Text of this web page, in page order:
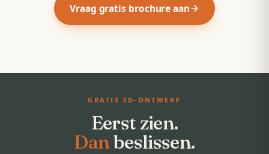
Vraag gratis brochure aan
GRATIS 3D-ONTWERP
Eerst zien.
Danbeslissen.